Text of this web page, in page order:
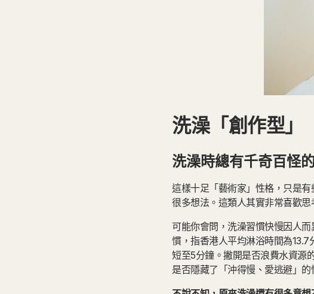
洗澡「創作型」
洗澡時總有千奇百怪
這樣十足「藝術家」性格，只是
很多想法。這類人其實非常喜歡
可能你會問，洗澡習慣快慢因人
慣，指香港人平均淋浴時間為
短至5分鐘。撇開是否浪費水資源
是否隱藏了「沖得慢、愛逃避」的